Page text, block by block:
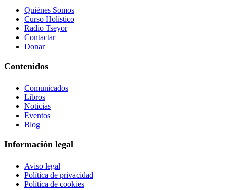
Quiénes Somos
Curso Holístico
Radio Tseyor
Contactar
Donar
Contenidos
Comunicados
Libros
Noticias
Eventos
Blog
Información legal
Aviso legal
Política de privacidad
Política de cookies